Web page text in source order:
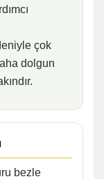
çok
dolgun
bezle